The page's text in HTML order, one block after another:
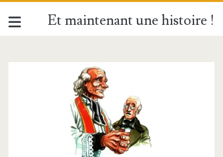
Et maintenant une histoire !
Étiquette :
<span>Ars</span>